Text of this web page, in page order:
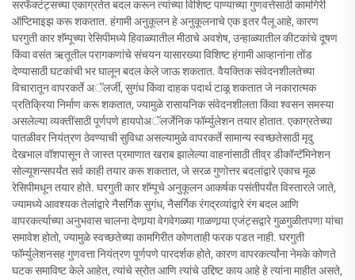
सरफॅक्टंट्सच्या एकाग्रतेत बदल करून त्यांच्या विशिष्ट पाण्याच्या गुणवत्तेसाठी कामगिरी
ऑप्टिमाइझ करू शकतात. हंगामी अनुकूलन हे अनुकूलनाचे एक इतर पैलू आहे, कारण
घरगुती कार शॅम्पूच्या रेसिपीमध्ये हिवाळ्यातील मीठाचे अवशेष, उन्हाळ्यातील कीटकांचे दूषण
किंवा वसंत ऋतूतील परागकणांचे संचयन यासारख्या विशिष्ट हंगामी आव्हानांना तोंड
देण्यासाठी घटकांची भर घालून बदल केले जाऊ शकतात. वैयक्तिक संवेदनशीलतेच्या
विचारातून वापरकर्ते अॅलर्जी, सुगंध किंवा दाहक पदार्थ टाळू शकतात जे नकारात्मक
प्रतिक्रिया निर्माण करू शकतात, ज्यामुळे रासायनिक संवेदनशीलता किंवा श्वसन समस्या
असलेल्या व्यक्तींसाठी पूर्णपणे हायपोअॅलर्जेनिक फॉर्म्युलेशन तयार होतात. एकाग्रतेच्या
पातळीवर नियंत्रण ठेवण्याची सुविधा असल्यामुळे वापरकर्ते सामान्य स्वच्छतेसाठी मृदु
देखभाल वॉशपासून ते जास्त प्रमाणात खराब झालेल्या वाहनांसाठी तीव्र डीकॉन्टॅमिनेशन
सोल्यूशन्सपर्यंत सर्व काही तयार करू शकतात, जे सरळ गुणोत्तर बदलांद्वारे एकाच मूळ
रेसिपीमधून तयार होते. घरगुती कार शॅम्पूचे अनुकूलन आकर्षक पसंतीपर्यंत विस्तारले जाते,
ज्यामध्ये आवश्यक तेलांद्वारे नैसर्गिक सुगंध, नैसर्गिक रंगद्रव्यांद्वारे रंग बदल आणि
वापरकर्त्याच्या अनुभवास चालना देणार्‍या वेगवेगळ्या गाळणार्‍या एजंट्सद्वारे गुळगुळीतपणा यांचा
समावेश होतो, ज्यामुळे स्वच्छतेच्या कामगिरीत कोणताही फरक पडत नाही. घरगुती
फॉर्म्युलेशनसह गुणवत्ता नियंत्रण पूर्णपणे पारदर्शक होते, कारण वापरकर्त्यांना नेमके कोणते
घटक समाविष्ट केले आहेत, त्यांचे स्रोत आणि त्यांचे उद्दिष्ट काय आहे हे त्यांना माहीत असते,